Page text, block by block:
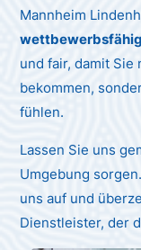
Mannheim
und fair, damit Sie
bekommen,
fühlen.
Lassen Sie uns
Umgebung
uns auf und
Dienstleister, der